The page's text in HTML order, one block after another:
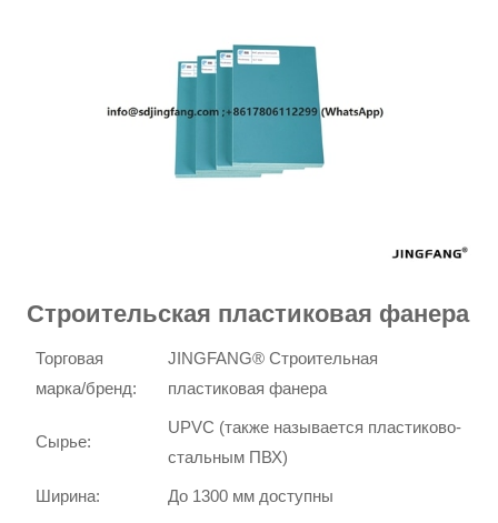
Строительская пластиковая фанера
Торговая
марка/бренд:
JINGFANG® Строительная
пластиковая фанера
Сырье:
UPVC (также называется пластиково-
стальным ПВХ)
Ширина: До 1300 мм доступны